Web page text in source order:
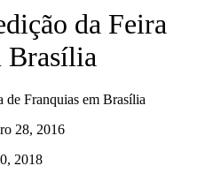
da Feira
Brasília
28, 2016
2018